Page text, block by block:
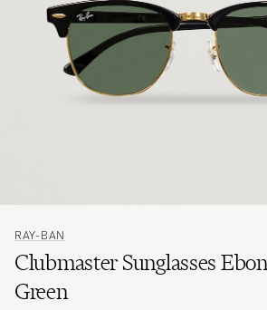
RAY-BAN
Clubmaster Sunglasses
Green